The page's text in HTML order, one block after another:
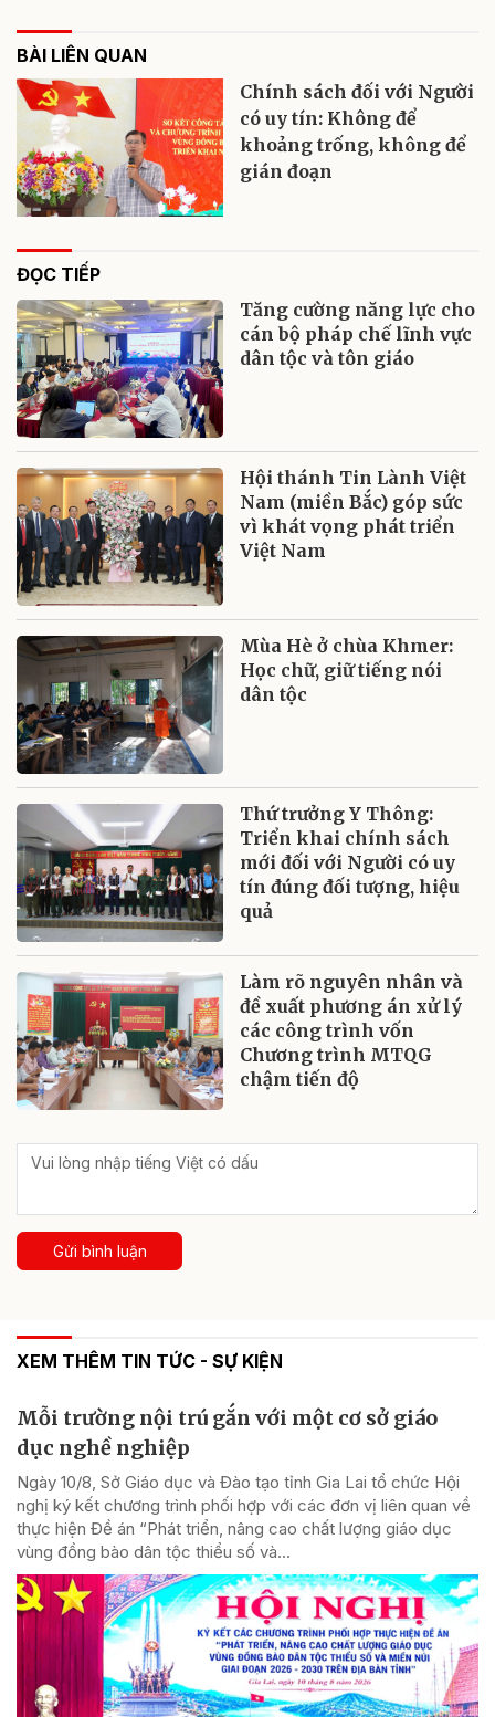
BÀI LIÊN QUAN
Chính sách đối với Người
có uy tín: Không để
khoảng trống, không để
gián đoạn
ĐỌC TIẾP
Tăng cường năng lực cho
cán bộ pháp chế lĩnh vực
dân tộc và tôn giáo
Hội thánh Tin Lành Việt
Nam (miền Bắc) góp sức
vì khát vọng phát triển
Việt Nam
Mùa Hè ở chùa Khmer:
Học chữ, giữ tiếng nói
dân tộc
Thứ trưởng Y Thông:
Triển khai chính sách
mới đối với Người có uy
tín đúng đối tượng, hiệu
quả
Làm rõ nguyên nhân và
đề xuất phương án xử lý
các công trình vốn
Chương trình MTQG
chậm tiến độ
Gửi bình luận
XEM THÊM TIN TỨC - SỰ KIỆN
Mỗi trường nội trú gắn với một cơ sở giáo
dục nghề nghiệp
Ngày 10/8, Sở Giáo dục và Đào tạo tỉnh Gia Lai tổ chức Hội
nghị ký kết chương trình phối hợp với các đơn vị liên quan về
thực hiện Đề án “Phát triển, nâng cao chất lượng giáo dục
vùng đồng bào dân tộc thiểu số và...